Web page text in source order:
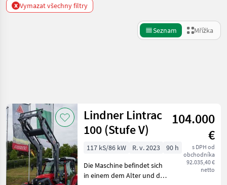
x Vymazat všechny filtry
Seznam Mřížka
Kategorie 4 Země Filtry
AKTUÁLNÍ
CESTA
poľnohospodárska
technika
Obnovit
Zobrazit
406
výsledků
Lindner Lintrac
100 (Stufe V)
104.000
€
s DPH od
obchodníka
92.035,40 €
netto
117 kS/86 kW R. v. 2023
90 h
Die Maschine befindet sich
in einem dem Alter und der